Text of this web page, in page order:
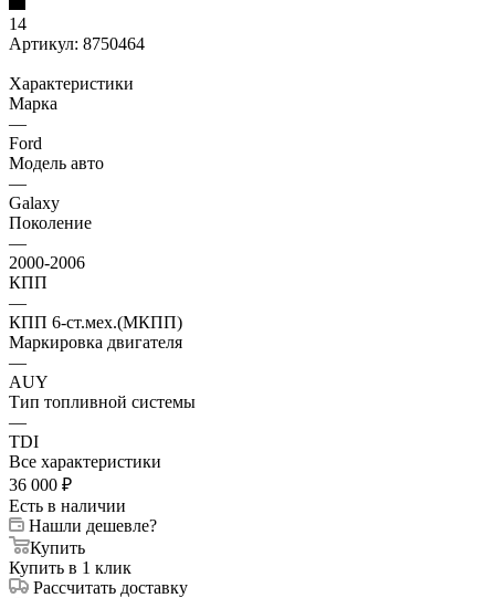
14
Артикул: 8750464
Характеристики
Марка
—
Ford
Модель авто
—
Galaxy
Поколение
—
2000-2006
КПП
—
КПП 6-ст.мех.(МКПП)
Маркировка двигателя
—
AUY
Тип топливной системы
—
TDI
Все характеристики
36 000 ₽
Есть в наличии
Нашли дешевле?
Купить
Купить в 1 клик
Рассчитать доставку